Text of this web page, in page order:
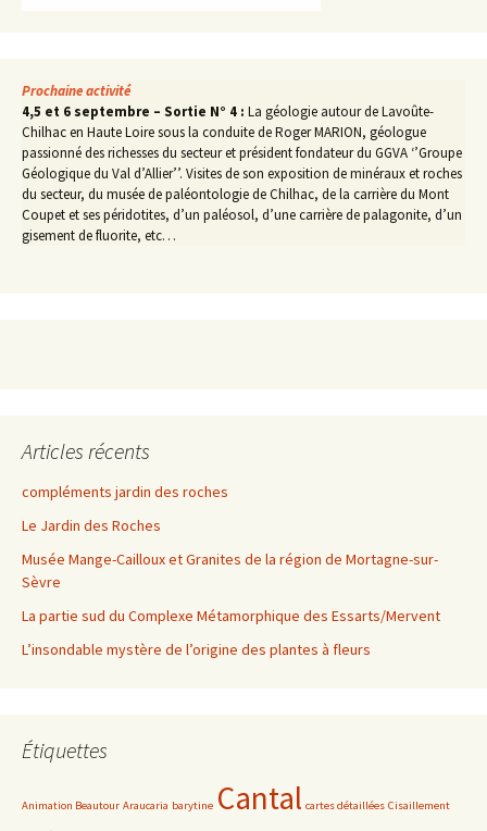
Prochaine activité
4,5 et 6 septembre – Sortie N° 4 : La géologie autour de Lavoûte-
Chilhac en Haute Loire sous la conduite de Roger MARION, géologue
passionné des richesses du secteur et président fondateur du GGVA ‘’Groupe
Géologique du Val d’Allier’’. Visites de son exposition de minéraux et roches
du secteur, du musée de paléontologie de Chilhac, de la carrière du Mont
Coupet et ses péridotites, d’un paléosol, d’une carrière de palagonite, d’un
gisement de fluorite, etc…
Articles récents
compléments jardin des roches
Le Jardin des Roches
Musée Mange-Cailloux et Granites de la région de Mortagne-sur-
Sèvre
La partie sud du Complexe Métamorphique des Essarts/Mervent
L’insondable mystère de l’origine des plantes à fleurs
Étiquettes
Animation Beautour Araucaria barytine Cantal cartes détaillées Cisaillement